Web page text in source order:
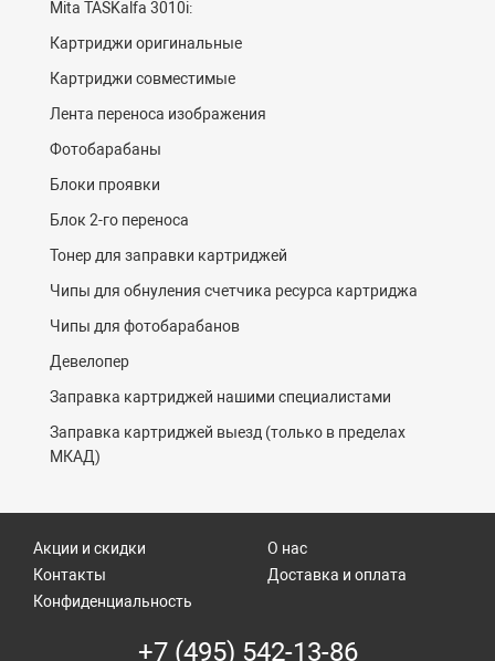
Mita TASKalfa 3010i:
Картриджи оригинальные
Картриджи совместимые
Лента переноса изображения
Фотобарабаны
Блоки проявки
Блок 2-го переноса
Тонер для заправки картриджей
Чипы для обнуления счетчика ресурса картриджа
Чипы для фотобарабанов
Девелопер
Заправка картриджей нашими специалистами
Заправка картриджей выезд (только в пределах
МКАД)
Акции и скидки
Контакты
О нас
Доставка и оплата
Конфиденциальность
+7 (495) 542-13-86